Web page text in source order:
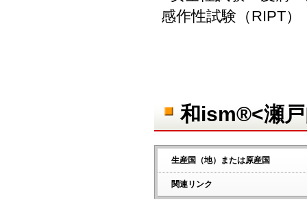
感作性試験（RIPT）
和ism®<瀬
生産国（地）または原産国
関連リンク